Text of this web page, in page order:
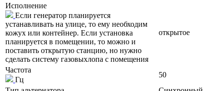
Исполнение
Если генератор планируется
устанавливать на улице, то ему необходим
кожух или контейнер. Если установка
планируется в помещении, то можно и
поставить открытую станцию, но нужно
сделать систему газовыхлопа с помещения
открытое
Частота
Гц
50